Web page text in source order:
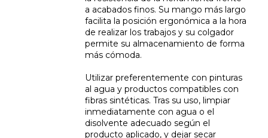
a acabados finos. Su mango más largo
facilita la posición ergonómica a la hora
de realizar los trabajos y su colgador
permite su almacenamiento de forma
más cómoda.
Utilizar preferentemente con pinturas
al agua y productos compatibles con
fibras sintéticas. Tras su uso, limpiar
inmediatamente con agua o el
disolvente adecuado según el
producto aplicado, y dejar secar